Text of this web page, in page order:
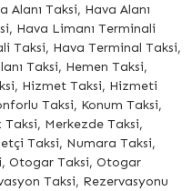
Alanı Taksi, Hava Alanı
Hava Limanı Terminali
Taksi, Hava Terminal Taksi,
Taksi, Hemen Taksi,
Hizmet Taksi, Hizmeti
Taksi, Konum Taksi,
Taksi, Merkezde Taksi,
Taksi, Numara Taksi,
Otogar Taksi, Otogar
Taksi, Rezervasyonu